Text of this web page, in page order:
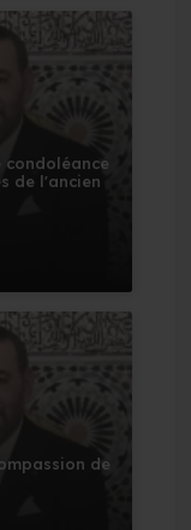
condoléance
de l'ancien
de